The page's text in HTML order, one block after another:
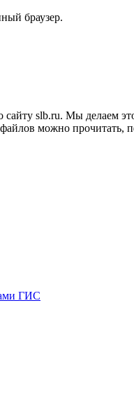
браузер.
slb.ru. Мы делаем
можно прочитать,
ГИС